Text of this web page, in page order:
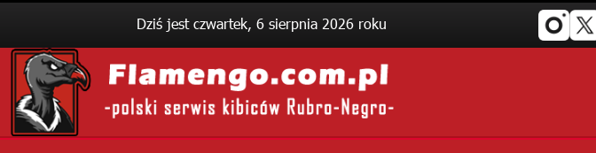
Dziś jest czwartek, 6 sierpnia 2026 roku